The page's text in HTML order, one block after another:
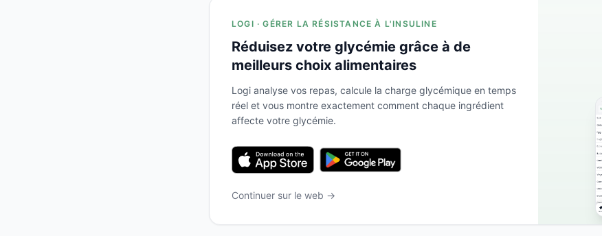
LOGI · GÉRER LA RÉSISTANCE À L'INSULINE
Réduisez votre glycémie grâce à de
meilleurs choix alimentaires
Logi analyse vos repas, calcule la charge glycémique en temps
réel et vous montre exactement comment chaque ingrédient
affecte votre glycémie.
Continuer sur le web →